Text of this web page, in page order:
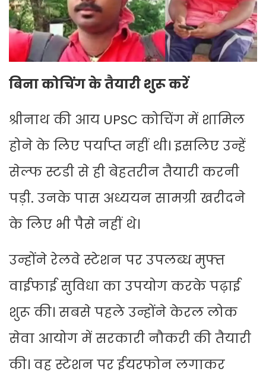
बिना कोचिंग के तैयारी शुरू करें
श्रीनाथ की आय UPSC कोचिंग में शामिल
होने के लिए पर्याप्त नहीं थी। इसलिए उन्हें
सेल्फ स्टडी से ही बेहतरीन तैयारी करनी
पड़ी. उनके पास अध्ययन सामग्री खरीदने
के लिए भी पैसे नहीं थे।
उन्होंने रेलवे स्टेशन पर उपलब्ध मुफ्त
वाईफाई सुविधा का उपयोग करके पढ़ाई
शुरू की। सबसे पहले उन्होंने केरल लोक
सेवा आयोग में सरकारी नौकरी की तैयारी
की। वह स्टेशन पर ईयरफोन लगाकर